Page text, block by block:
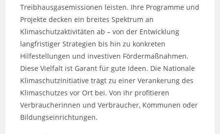
Treibhausgasemissionen leisten. Ihre Programme und
Projekte decken ein breites Spektrum an
Klimaschutzaktivitäten ab – von der Entwicklung
langfristiger Strategien bis hin zu konkreten
Hilfestellungen und investiven Fördermaßnahmen.
Diese Vielfalt ist Garant für gute Ideen. Die Nationale
Klimaschutzinitiative trägt zu einer Verankerung des
Klimaschutzes vor Ort bei. Von ihr profitieren
Verbraucherinnen und Verbraucher, Kommunen oder
Bildungseinrichtungen.